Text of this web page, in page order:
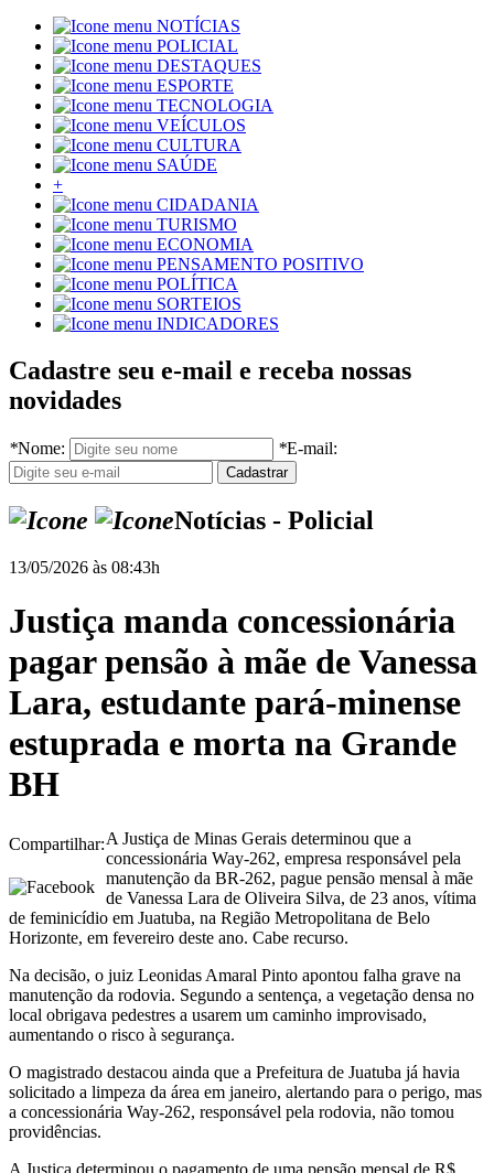
NOTÍCIAS
POLICIAL
DESTAQUES
ESPORTE
TECNOLOGIA
VEÍCULOS
CULTURA
SAÚDE
+
CIDADANIA
TURISMO
ECONOMIA
PENSAMENTO POSITIVO
POLÍTICA
SORTEIOS
INDICADORES
Cadastre seu e-mail e receba nossas
novidades
*Nome: *E-mail:
Notícias - Policial
13/05/2026 às 08:43h
Justiça manda concessionária
pagar pensão à mãe de Vanessa
Lara, estudante pará-minense
estuprada e morta na Grande
BH
Compartilhar:A Justiça de Minas Gerais determinou que a
concessionária Way-262, empresa responsável pela
manutenção da BR-262, pague pensão mensal à mãe
de Vanessa Lara de Oliveira Silva, de 23 anos, vítima
de feminicídio em Juatuba, na Região Metropolitana de Belo
Horizonte, em fevereiro deste ano. Cabe recurso.
Na decisão, o juiz Leonidas Amaral Pinto apontou falha grave na
manutenção da rodovia. Segundo a sentença, a vegetação densa no
local obrigava pedestres a usarem um caminho improvisado,
aumentando o risco à segurança.
O magistrado destacou ainda que a Prefeitura de Juatuba já havia
solicitado a limpeza da área em janeiro, alertando para o perigo, mas
a concessionária Way-262, responsável pela rodovia, não tomou
providências.
A Justiça determinou o pagamento de uma pensão mensal de R$